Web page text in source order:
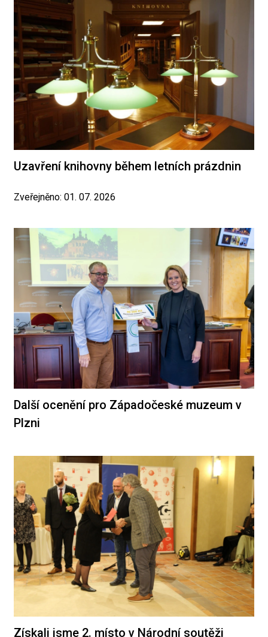
Uzavření knihovny během letních prázdnin
Zveřejněno: 01. 07. 2026
Další ocenění pro Západočeské muzeum v
Plzni
Získali jsme 2. místo v Národní soutěži